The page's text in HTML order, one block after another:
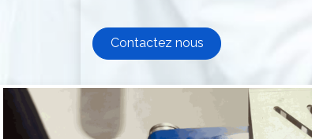
Contactez nous